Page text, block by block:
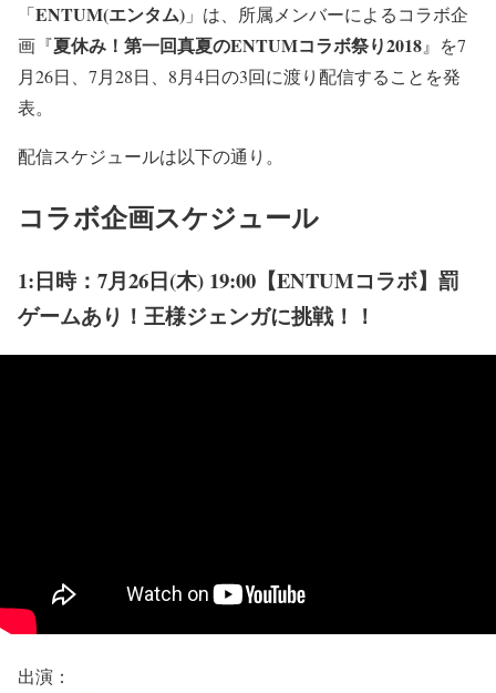
「ENTUM(エンタム) 」は、所属メンバーによるコラボ企
画『夏休み！第一回真夏のENTUMコラボ祭り2018』を7
月26日、7月28日、8月4日の3回に渡り配信することを発
表。
配信スケジュールは以下の通り。
コラボ企画スケジュール
1:日時：7月26日(木) 19:00【ENTUMコラボ】罰
ゲームあり！王様ジェンガに挑戦！！
出演：